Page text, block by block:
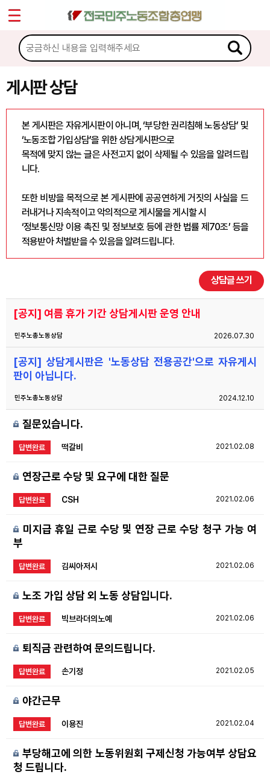
게시판 상담
본 게시판은 자유게시판이 아니며, ‘부당한 권리침해 노동상담’ 및
‘노동조합 가입상담’을 위한 상담게시판으로
목적에 맞지 않는 글은 사전고지 없이 삭제될 수 있음을 알려드립
니다.
또한 비방을 목적으로 본 게시판에 공공연하게 거짓의 사실을 드
러내거나 지속적이고 악의적으로 게시물을 게시할 시
‘정보통신망 이용 촉진 및 정보보호 등에 관한 법률 제70조’ 등을
적용받아 처벌받을 수 있음을 알려드립니다.
상담글 쓰기
[공지] 여름 휴가 기간 상담게시판 운영 안내
2026.07.30
민주노총노동상담
[공지] 상담게시판은 '노동상담 전용공간'으로 자유게시
판이 아닙니다.
2024.12.10
민주노총노동상담
질문있습니다.
답변완료 2021.02.08
떡갈비
연장근로 수당 및 요구에 대한 질문
답변완료 2021.02.06
CSH
미지급 휴일 근로 수당 및 연장 근로 수당 청구 가능 여
부
답변완료 2021.02.06
김씨아저시
노조 가입 상담 외 노동 상담입니다.
답변완료 2021.02.06
빅브라더의노예
퇴직금 관련하여 문의드립니다.
답변완료 2021.02.05
손기정
야간근무
답변완료 2021.02.04
이용진
부당해고에 의한 노동위원회 구제신청 가능여부 상담요
청 드립니다.
마이페이지
소개
소식
게시판 상담
권리찾기수첩 검색
바로보기
찾아보기
노동조합 가입 안내
전국 노동상담소 안내
업무
Sketchbook5, 스케치북5
Sketchbook5, 스케치북5